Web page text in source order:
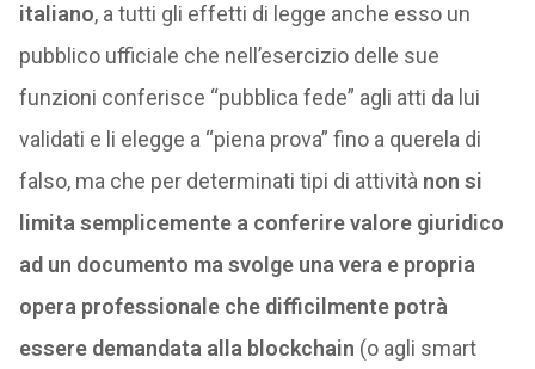
italiano, a tutti gli effetti di legge anche esso un
pubblico ufficiale che nell’esercizio delle sue
funzioni conferisce “pubblica fede” agli atti da lui
validati e li elegge a “piena prova” fino a querela di
falso, ma che per determinati tipi di attività non si
limita semplicemente a conferire valore giuridico
ad un documento ma svolge una vera e propria
opera professionale che difficilmente potrà
essere demandata alla blockchain (o agli smart